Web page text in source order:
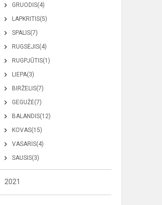
GRUODIS(4)
LAPKRITIS(5)
SPALIS(7)
RUGSĖJIS(4)
RUGPJŪTIS(1)
LIEPA(3)
BIRŽELIS(7)
GEGUŽĖ(7)
BALANDIS(12)
KOVAS(15)
VASARIS(4)
SAUSIS(3)
2021